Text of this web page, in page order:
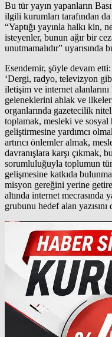
Bu tür yayın yapanların
ilgili kurumları tarafından
“Yaptığı yayınla halkı kin,
isteyenler, bunun ağır bir
unutmamalıdır” uyarısında
Esendemir, şöyle devam
‘Dergi, radyo, televizyon
iletişim ve internet
geleneklerini ahlak ve
organlarında gazetecilik
toplamak, mesleki ve sosyal
geliştirmesine yardımcı
artırıcı önlemler almak,
davranışlara karşı çıkmak,
sorumluluğuyla toplumun
gelişmesine katkıda
misyon gereğini yerine
altında internet
grubunu hedef alan yazısını